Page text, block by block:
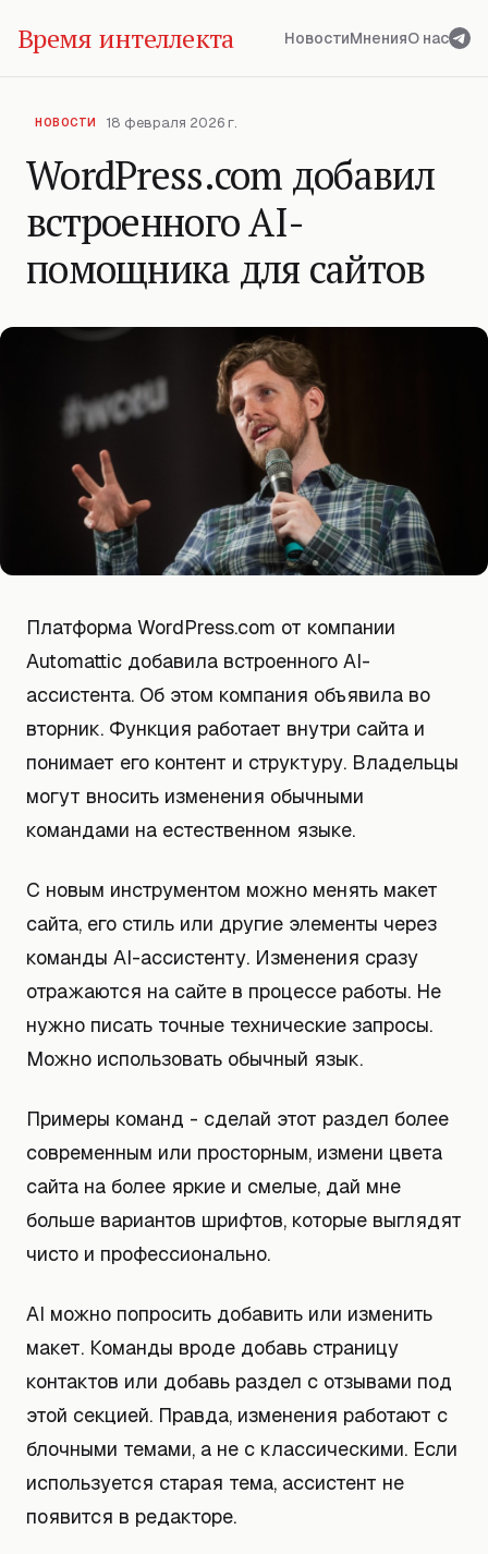
Время интеллекта НовостиМненияО нас
НОВОСТИ 18 февраля 2026 г.
WordPress.com добавил
встроенного AI-
помощника для сайтов
Платформа WordPress.com от компании
Automattic добавила встроенного AI-
ассистента. Об этом компания объявила во
вторник. Функция работает внутри сайта и
понимает его контент и структуру. Владельцы
могут вносить изменения обычными
командами на естественном языке.
С новым инструментом можно менять макет
сайта, его стиль или другие элементы через
команды AI-ассистенту. Изменения сразу
отражаются на сайте в процессе работы. Не
нужно писать точные технические запросы.
Можно использовать обычный язык.
Примеры команд - сделай этот раздел более
современным или просторным, измени цвета
сайта на более яркие и смелые, дай мне
больше вариантов шрифтов, которые выглядят
чисто и профессионально.
AI можно попросить добавить или изменить
макет. Команды вроде добавь страницу
контактов или добавь раздел с отзывами под
этой секцией. Правда, изменения работают с
блочными темами, а не с классическими. Если
используется старая тема, ассистент не
появится в редакторе.